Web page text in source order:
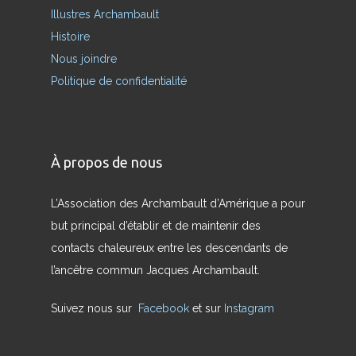
Illustres Archambault
Histoire
Nous joindre
Politique de confidentialité
À propos de nous
L’Association des Archambault d’Amérique a pour
but principal d’établir et de maintenir des
contacts chaleureux entre les descendants de
l’ancêtre commun Jacques Archambault.
Suivez nous sur Facebook et sur Instagram